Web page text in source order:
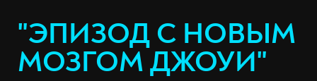
"ЭПИЗОД С НОВЫМ
МОЗГОМ ДЖОУИ"